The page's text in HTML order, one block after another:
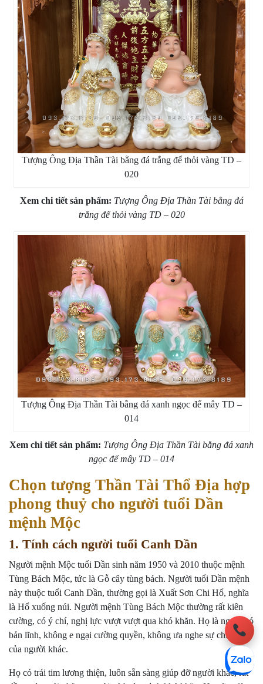
Tượng Ông Địa Thần Tài bằng đá trắng đế thỏi vàng TD –
020
Xem chi tiết sản phẩm: Tượng Ông Địa Thần Tài bằng đá
trắng đế thỏi vàng TD – 020
Tượng Ông Địa Thần Tài bằng đá xanh ngọc đế mây TD –
014
Xem chi tiết sản phẩm: Tượng Ông Địa Thần Tài bằng đá xanh
ngọc đế mây TD – 014
Chọn tượng Thần Tài Thổ Địa hợp
phong thuỷ cho người tuổi Dần
mệnh Mộc
1. Tính cách người tuổi Canh Dần
Người mệnh Mộc tuổi Dần sinh năm 1950 và 2010 thuộc mệnh
Tùng Bách Mộc, tức là Gỗ cây tùng bách. Người tuổi Dần mệnh
này thuộc tuổi Canh Dần, thường gọi là Xuất Sơn Chi Hổ, nghĩa
là Hổ xuống núi. Người mệnh Tùng Bách Mộc thường rất kiên
cường, có ý chí, nghị lực vượt vượt qua khó khăn. Họ là người có
bản lĩnh, không e ngại cường quyền, không ưa nghe sự chỉ đạo
của người khác.
Họ có trái tim lương thiện, luôn sẵn sàng giúp đỡ người khác, rất